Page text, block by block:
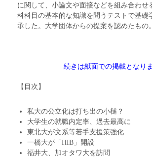
に関して、小論文や面接などを組み合わせ
科科目の基本的な知識を問うテストで基礎
承した。大学団体からの提案を認めたもの。
続きは紙面での掲載となりま
【目次】
私大の公立化は打ち出の小槌？
大学生の就職内定率、過去最高に
東北大が文系等若手支援策強化
一橋大が「HIB」開設
福井大、加オタワ大を訪問